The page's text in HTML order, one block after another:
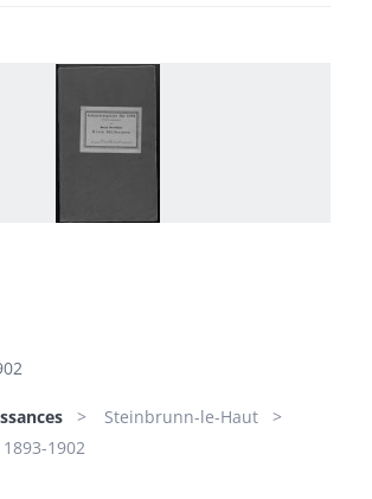
Steinbrunn-le-Haut
1893-1902